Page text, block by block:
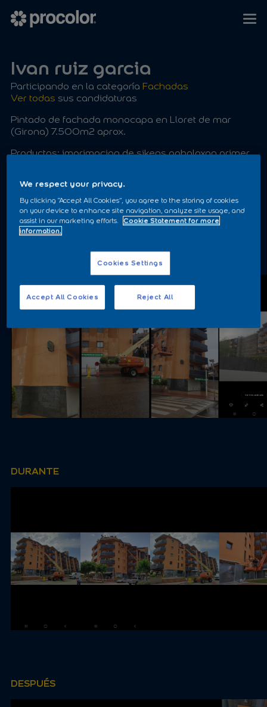
Ivan ruiz garcia
Participando en la categoría Fachadas
Ver todas sus candidaturas
Pintado de fachada monocapa en Lloret de mar
(Girona) 7.500m2 aprox.
Productos: imprimacion de sikens aphaloxan primer.
DURANTE
DESPUÉS
We respect your privacy.
By clicking “Accept All Cookies”, you agree to the storing of cookies
on your device to enhance site navigation, analyze site usage, and
assist in our marketing efforts.
Cookie Statement for more
information.
Cookies Settings
Reject All
Accept All Cookies